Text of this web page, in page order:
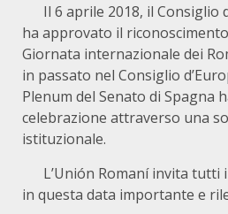
Il 6 aprile 2018, il Consiglio
ha approvato il
Giornata internazionale dei
in passato nel Consiglio
Plenum del Senato di Spagna
celebrazione attraverso una
istituzionale.
L’Unión Romaní invita tutti
in questa data importante e